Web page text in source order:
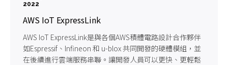
2022
AWS IoT ExpressLink
AWS IoT ExpressLink是與各個AWS積體電路設計合作夥伴
如Espressif、Infineon 和 u-blox 共同開發的硬體模組，並
在後續進行雲端服務串聯。讓開發人員可以更快、更輕鬆